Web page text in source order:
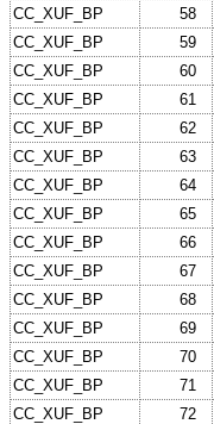
CC_XUF_BP
58
CC_XUF_BP
59
CC_XUF_BP
60
CC_XUF_BP
61
CC_XUF_BP
62
CC_XUF_BP
63
CC_XUF_BP
64
CC_XUF_BP
65
CC_XUF_BP
66
CC_XUF_BP
67
CC_XUF_BP
68
CC_XUF_BP
69
CC_XUF_BP
70
CC_XUF_BP
71
CC_XUF_BP
72